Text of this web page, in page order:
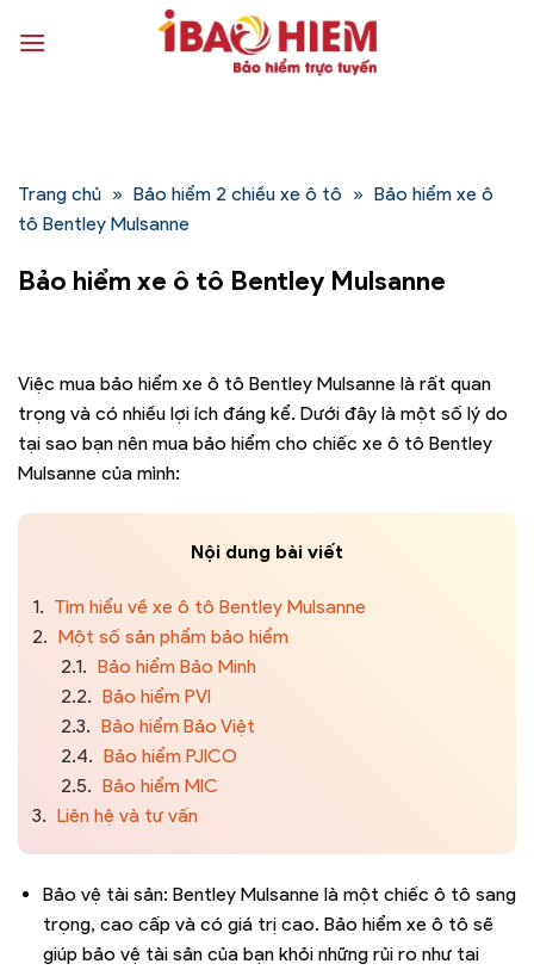
qua
Trang chủ » Bảo hiểm 2 chiều xe ô tô » Bảo hiểm xe ô
tô Bentley Mulsanne
Bảo hiểm xe ô tô Bentley Mulsanne
Việc mua bảo hiểm xe ô tô Bentley Mulsanne là rất quan
trọng và có nhiều lợi ích đáng kể. Dưới đây là một số lý do
tại sao bạn nên mua bảo hiểm cho chiếc xe ô tô Bentley
Mulsanne của mình:
Nội dung bài viết
1. Tìm hiểu về xe ô tô Bentley Mulsanne
2. Một số sản phẩm bảo hiểm
2.1. Bảo hiểm Bảo Minh
2.2. Bảo hiểm PVI
2.3. Bảo hiểm Bảo Việt
2.4. Bảo hiểm PJICO
2.5. Bảo hiểm MIC
3. Liên hệ và tư vấn
Bảo vệ tài sản: Bentley Mulsanne là một chiếc ô tô sang
trọng, cao cấp và có giá trị cao. Bảo hiểm xe ô tô sẽ
giúp bảo vệ tài sản của bạn khỏi những rủi ro như tai